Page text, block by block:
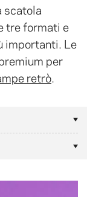
scatola
tre formati e
importanti. Le
per
retrò.